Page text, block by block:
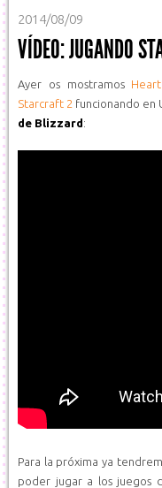
2014/08/09
VÍDEO: JUGANDO
Ayer os mostramos
Starcraft 2 funcionando en
de Blizzard :
Para la próxima ya
poder jugar a los juegos